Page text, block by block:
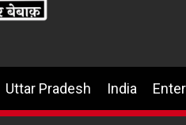
Uttar Pradesh India